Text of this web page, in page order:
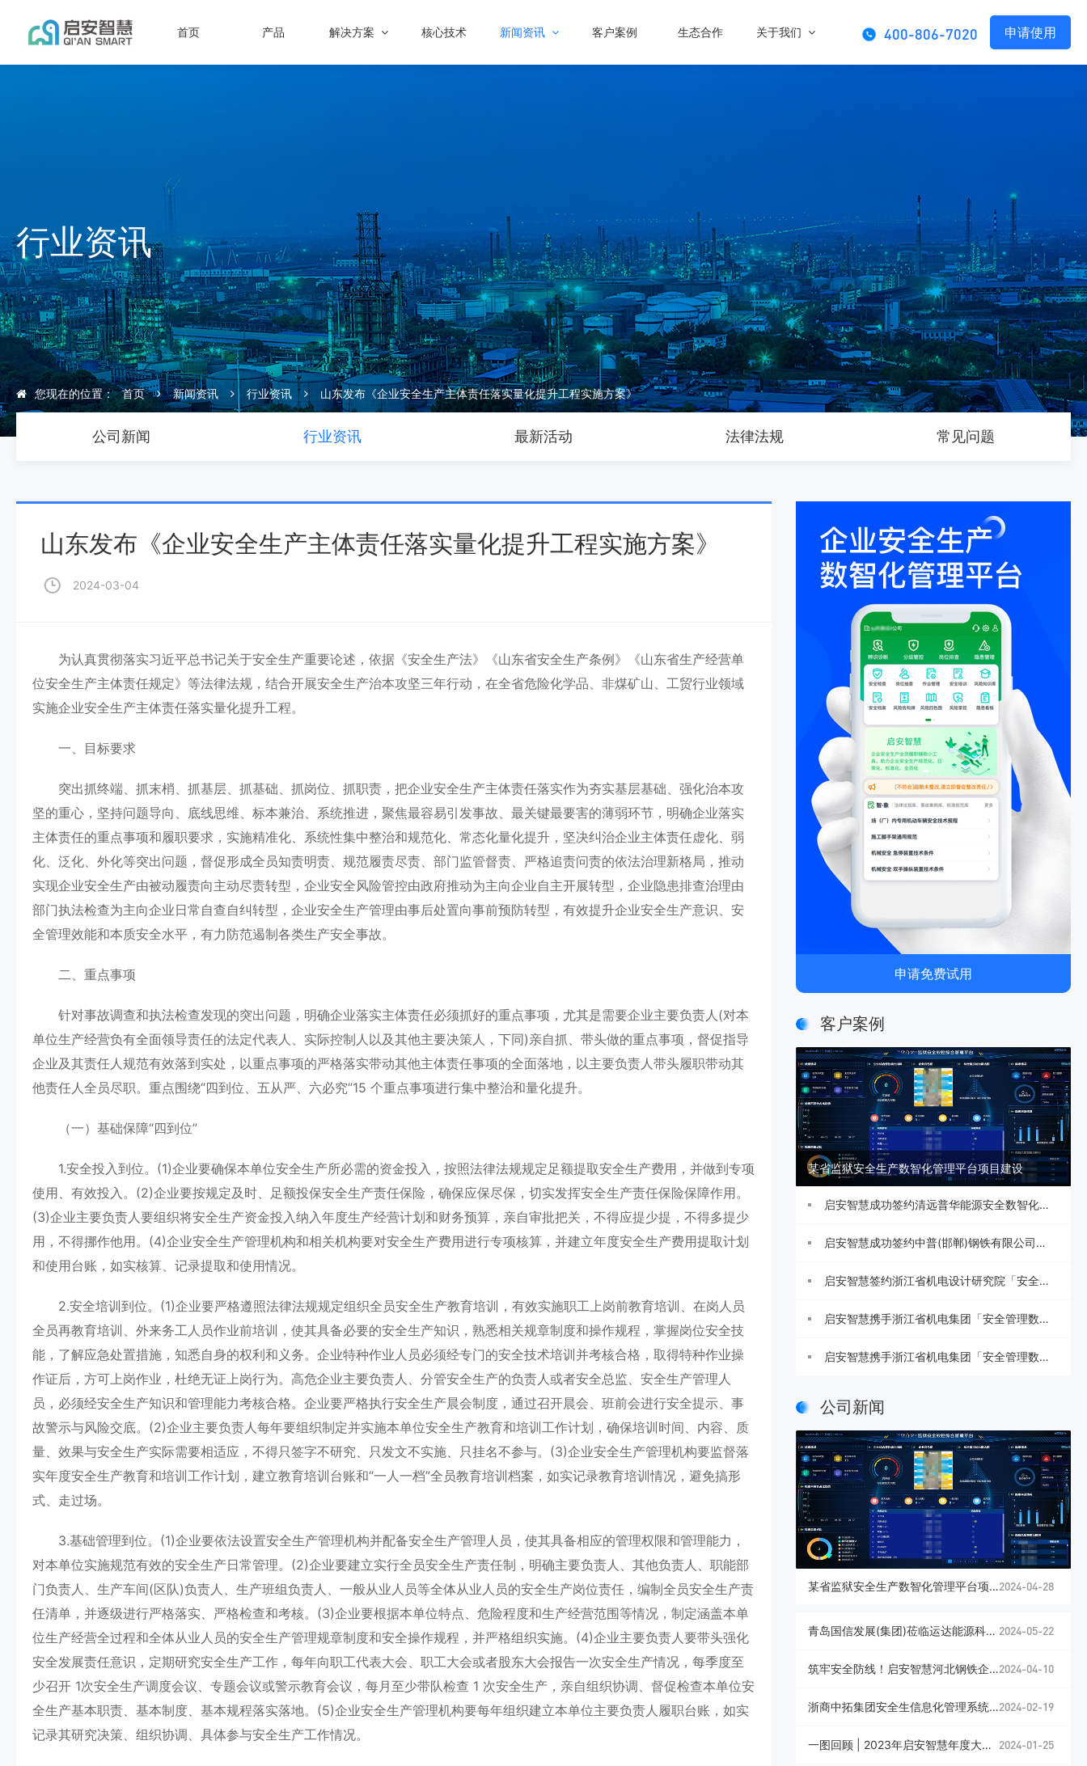
首页 产品 解决方案 核心技术 新闻资讯 客户案例 生态合作 关于我们 400-806-7020 申请使用
行业资讯
您现在的位置： 首页 新闻资讯 行业资讯 山东发布《企业安全生产主体责任落实量化提升工程实施方案》
公司新闻 行业资讯 最新活动 法律法规 常见问题
山东发布《企业安全生产主体责任落实量化提升工程实施方案》
2024-03-04
为认真贯彻落实习近平总书记关于安全生产重要论述，依据《安全生产法》《山东省安全生产条例》《山东省生产经营单
位安全生产主体责任规定》等法律法规，结合开展安全生产治本攻坚三年行动，在全省危险化学品、非煤矿山、工贸行业领域
实施企业安全生产主体责任落实量化提升工程。
一、目标要求
突出抓终端、抓末梢、抓基层、抓基础、抓岗位、抓职责，把企业安全生产主体责任落实作为夯实基层基础、强化治本攻
坚的重心，坚持问题导向、底线思维、标本兼治、系统推进，聚焦最容易引发事故、最关键最要害的薄弱环节，明确企业落实
主体责任的重点事项和履职要求，实施精准化、系统性集中整治和规范化、常态化量化提升，坚决纠治企业主体责任虚化、弱
化、泛化、外化等突出问题，督促形成全员知责明责、规范履责尽责、部门监管督责、严格追责问责的依法治理新格局，推动
实现企业安全生产由被动履责向主动尽责转型，企业安全风险管控由政府推动为主向企业自主开展转型，企业隐患排查治理由
部门执法检查为主向企业日常自查自纠转型，企业安全生产管理由事后处置向事前预防转型，有效提升企业安全生产意识、安
全管理效能和本质安全水平，有力防范遏制各类生产安全事故。
二、重点事项
针对事故调查和执法检查发现的突出问题，明确企业落实主体责任必须抓好的重点事项，尤其是需要企业主要负责人(对本
单位生产经营负有全面领导责任的法定代表人、实际控制人以及其他主要决策人，下同)亲自抓、带头做的重点事项，督促指导
企业及其责任人规范有效落到实处，以重点事项的严格落实带动其他主体责任事项的全面落地，以主要负责人带头履职带动其
他责任人全员尽职。重点围绕“四到位、五从严、六必究”15 个重点事项进行集中整治和量化提升。
（一）基础保障“四到位”
1.安全投入到位。(1)企业要确保本单位安全生产所必需的资金投入，按照法律法规规定足额提取安全生产费用，并做到专项
使用、有效投入。(2)企业要按规定及时、足额投保安全生产责任保险，确保应保尽保，切实发挥安全生产责任保险保障作用。
(3)企业主要负责人要组织将安全生产资金投入纳入年度生产经营计划和财务预算，亲自审批把关，不得应提少提，不得多提少
用，不得挪作他用。(4)企业安全生产管理机构和相关机构要对安全生产费用进行专项核算，并建立年度安全生产费用提取计划
和使用台账，如实核算、记录提取和使用情况。
2.安全培训到位。(1)企业要严格遵照法律法规规定组织全员安全生产教育培训，有效实施职工上岗前教育培训、在岗人员
全员再教育培训、外来务工人员作业前培训，使其具备必要的安全生产知识，熟悉相关规章制度和操作规程，掌握岗位安全技
能，了解应急处置措施，知悉自身的权利和义务。企业特种作业人员必须经专门的安全技术培训并考核合格，取得特种作业操
作证后，方可上岗作业，杜绝无证上岗行为。高危企业主要负责人、分管安全生产的负责人或者安全总监、安全生产管理人
员，必须经安全生产知识和管理能力考核合格。企业要严格执行安全生产晨会制度，通过召开晨会、班前会进行安全提示、事
故警示与风险交底。(2)企业主要负责人每年要组织制定并实施本单位安全生产教育和培训工作计划，确保培训时间、内容、质
量、效果与安全生产实际需要相适应，不得只签字不研究、只发文不实施、只挂名不参与。(3)企业安全生产管理机构要监督落
实年度安全生产教育和培训工作计划，建立教育培训台账和“一人一档”全员教育培训档案，如实记录教育培训情况，避免搞形
式、走过场。
3.基础管理到位。(1)企业要依法设置安全生产管理机构并配备安全生产管理人员，使其具备相应的管理权限和管理能力，
对本单位实施规范有效的安全生产日常管理。(2)企业要建立实行全员安全生产责任制，明确主要负责人、其他负责人、职能部
门负责人、生产车间(区队)负责人、生产班组负责人、一般从业人员等全体从业人员的安全生产岗位责任，编制全员安全生产责
任清单，并逐级进行严格落实、严格检查和考核。(3)企业要根据本单位特点、危险程度和生产经营范围等情况，制定涵盖本单
位生产经营全过程和全体从业人员的安全生产管理规章制度和安全操作规程，并严格组织实施。(4)企业主要负责人要带头强化
安全发展责任意识，定期研究安全生产工作，每年向职工代表大会、职工大会或者股东大会报告一次安全生产情况，每季度至
少召开 1次安全生产调度会议、专题会议或警示教育会议，每月至少带队检查 1 次安全生产，亲自组织协调、督促检查本单位安
全生产基本职责、基本制度、基本规程落实落地。(5)企业安全生产管理机构要每年组织建立本单位主要负责人履职台账，如实
记录其研究决策、组织协调、具体参与安全生产工作情况。
申请免费试用
客户案例
某省监狱安全生产数智化管理平台项目建设
启安智慧成功签约清远普华能源安全数智化管
理系统项目
启安智慧成功签约中普(邯郸)钢铁有限公司安
全生产一级标准化建设咨询项目
启安智慧签约浙江省机电设计研究院「安全管
理数智化平台」
启安智慧携手浙江省机电集团「安全管理数智
化系统」建设启动
启安智慧携手浙江省机电集团「安全管理数智
公司新闻
某省监狱安全生产数智化管理平台项目建设2024-04-28
青岛国信发展(集团)莅临运达能源科技集团考察交流 2024-05-22
筑牢安全防线！启安智慧河北钢铁企业安全生产标准化培训圆满举行！2024-04-10
浙商中拓集团安全生信息化管理系统“中拓察查看”项目成功验收2024-02-19
一图回顾 | 2023年启安智慧年度大事记 2024-01-25